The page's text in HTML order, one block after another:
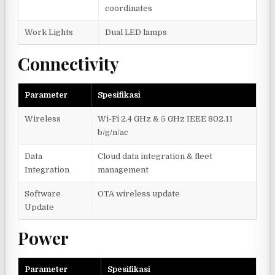
coordinates
Work Lights Dual LED lamps
Connectivity
Parameter Spesifikasi
Wireless
Wi-Fi 2.4 GHz & 5 GHz IEEE 802.11
b/g/n/ac
Data
Integration
Cloud data integration & fleet
management
Software
Update
OTA wireless update
Power
Parameter Spesifikasi